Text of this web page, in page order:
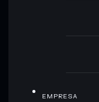
EMPRESA